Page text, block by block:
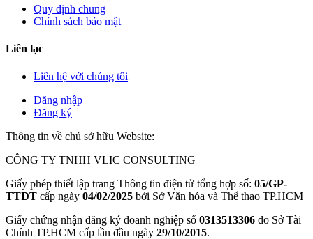
Quy định chung
Chính sách bảo mật
Liên lạc
Liên hệ với chúng tôi
Đăng nhập
Đăng ký
Thông tin về chủ sở hữu Website:
CÔNG TY TNHH VLIC CONSULTING
Giấy phép thiết lập trang Thông tin điện tử tổng hợp số: 05/GP-
TTĐT cấp ngày 04/02/2025 bởi Sở Văn hóa và Thể thao TP.HCM
Giấy chứng nhận đăng ký doanh nghiệp số 0313513306 do Sở Tài
Chính TP.HCM cấp lần đầu ngày 29/10/2015.